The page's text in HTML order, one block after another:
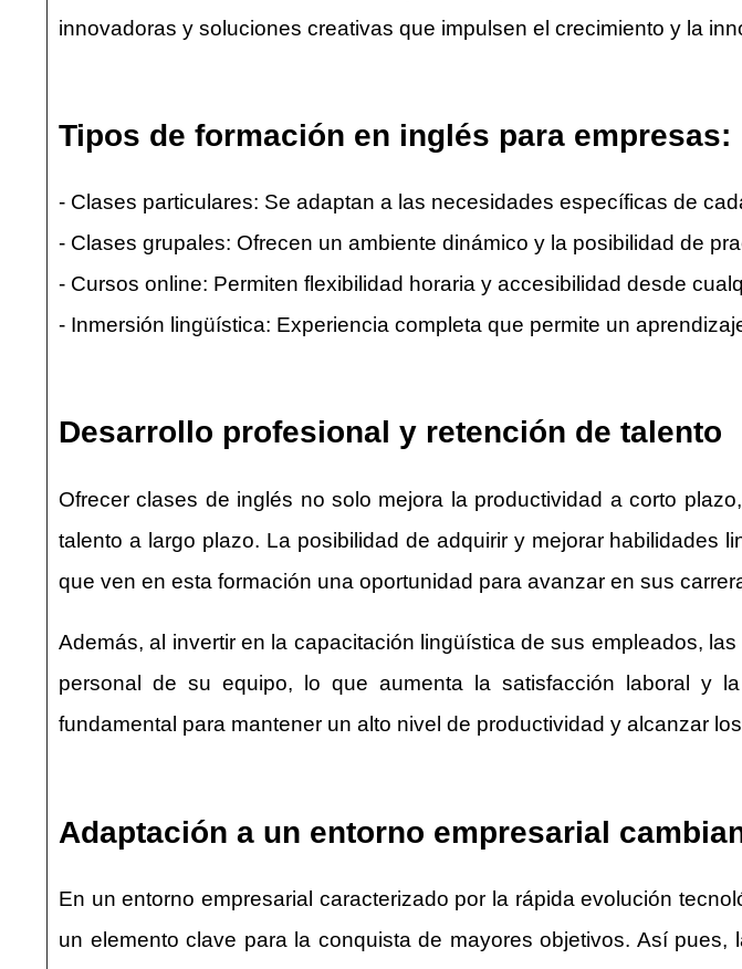
innovadoras y soluciones creativas que impulsen el crecimiento y la
Tipos de formación en inglés para empresas:
- Clases particulares: Se adaptan a las necesidades específicas de
- Clases grupales: Ofrecen un ambiente dinámico y la posibilidad de
- Cursos online: Permiten flexibilidad horaria y accesibilidad desde
- Inmersión lingüística: Experiencia completa que permite un
Desarrollo profesional y retención de talento
Ofrecer clases de inglés no solo mejora la productividad a corto
talento a largo plazo. La posibilidad de adquirir y mejorar habilidades
que ven en esta formación una oportunidad para avanzar en sus
Además, al invertir en la capacitación lingüística de sus empleados,
personal de su equipo, lo que aumenta la satisfacción laboral y
fundamental para mantener un alto nivel de productividad y alcanzar
Adaptación a un entorno empresarial
En un entorno empresarial caracterizado por la rápida evolución
un elemento clave para la conquista de mayores objetivos. Así